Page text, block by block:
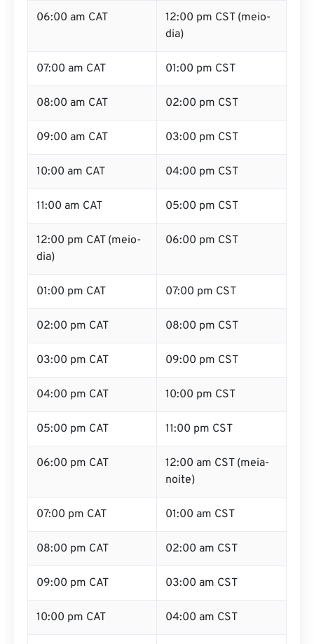
06:00 am CAT
12:00 pm CST (meio-
dia)
07:00 am CAT 01:00 pm CST
08:00 am CAT 02:00 pm CST
09:00 am CAT 03:00 pm CST
10:00 am CAT 04:00 pm CST
11:00 am CAT 05:00 pm CST
12:00 pm CAT (meio-
dia)
06:00 pm CST
01:00 pm CAT 07:00 pm CST
02:00 pm CAT 08:00 pm CST
03:00 pm CAT 09:00 pm CST
04:00 pm CAT 10:00 pm CST
05:00 pm CAT 11:00 pm CST
06:00 pm CAT
12:00 am CST (meia-
noite)
07:00 pm CAT 01:00 am CST
08:00 pm CAT 02:00 am CST
09:00 pm CAT 03:00 am CST
10:00 pm CAT 04:00 am CST